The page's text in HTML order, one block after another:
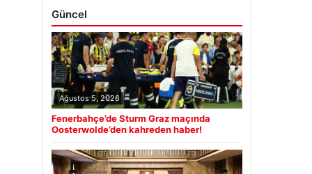
Güncel
Ağustos 5, 2026
Fenerbahçe’de Sturm Graz maçında
Oosterwolde’den kahreden haber!